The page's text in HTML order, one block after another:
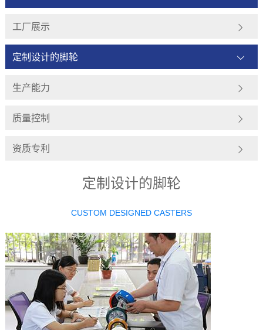
工厂展示
定制设计的脚轮
生产能力
质量控制
资质专利
定制设计的脚轮
CUSTOM DESIGNED CASTERS